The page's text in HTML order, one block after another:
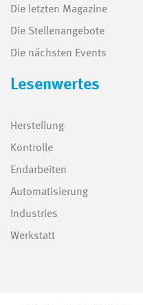
Die letzten Magazine
Die Stellenangebote
Die nächsten Events
Lesenwertes
Herstellung
Kontrolle
Endarbeiten
Automatisierung
Industries
Werkstatt